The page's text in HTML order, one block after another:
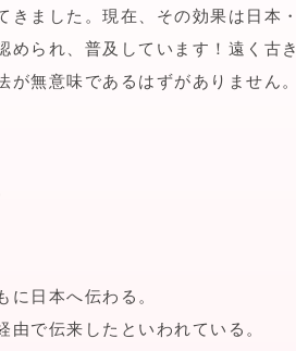
きました。現在、その効果は日本・
められ、普及しています！遠く古き
無意味であるはずがありません。
に日本へ伝わる。
で伝来したといわれている。